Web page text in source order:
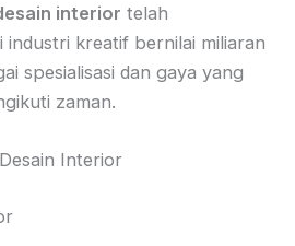
interior telah
industri kreatif bernilai miliaran
spesialisasi dan gaya yang
zaman.
Interior